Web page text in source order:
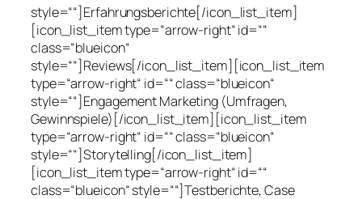
style=““]Erfahrungsberichte[/icon_list_item]
[icon_list_item type=“arrow-right“ id=““
class=“blueicon“
style=““]Reviews[/icon_list_item][icon_list_item
type=“arrow-right“ id=““ class=“blueicon“
style=““]Engagement Marketing (Umfragen,
Gewinnspiele)[/icon_list_item][icon_list_item
type=“arrow-right“ id=““ class=“blueicon“
style=““]Storytelling[/icon_list_item]
[icon_list_item type=“arrow-right“ id=““
class=“blueicon“ style=““]Testberichte, Case